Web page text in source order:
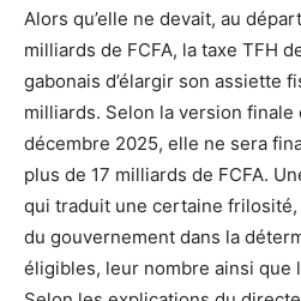
Alors qu’elle ne devait, au
milliards de FCFA, la taxe TFH
gabonais d’élargir son assiette
milliards. Selon la version
décembre 2025, elle ne sera
plus de 17 milliards de FCFA.
qui traduit une certaine
du gouvernement dans la
éligibles, leur nombre ainsi que